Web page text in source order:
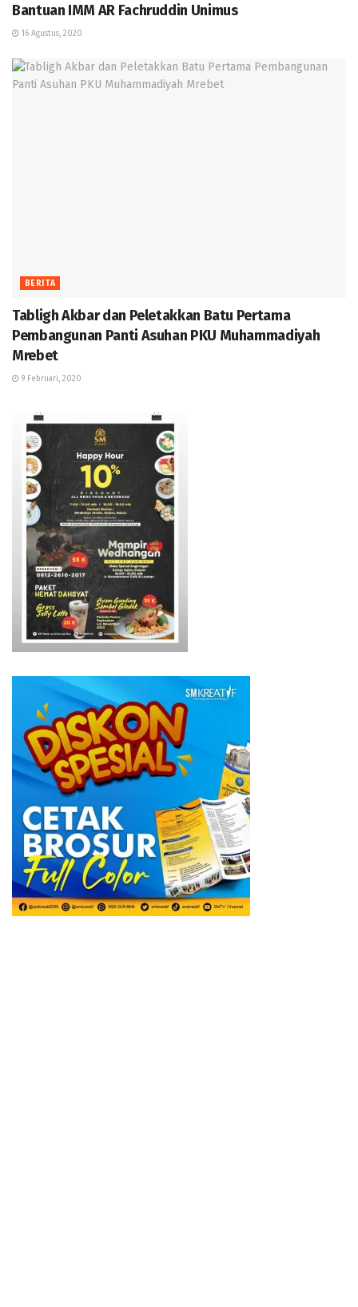
Bantuan IMM AR Fachruddin Unimus
16 Agustus, 2020
BERITA
Tabligh Akbar dan Peletakkan Batu Pertama
Pembangunan Panti Asuhan PKU Muhammadiyah
Mrebet
9 Februari, 2020